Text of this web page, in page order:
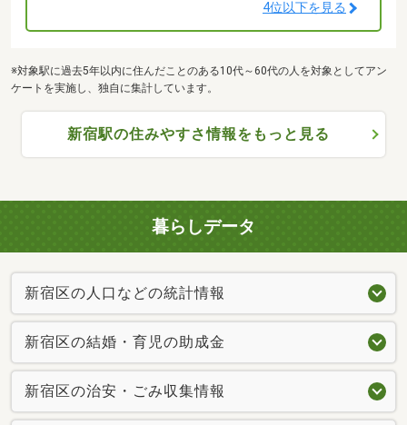
4位以下を見る
※対象駅に過去5年以内に住んだことのある10代～60代の人を対象としてアン
ケートを実施し、独自に集計しています。
新宿駅の住みやすさ情報をもっと見る
暮らしデータ
新宿区の人口などの統計情報
新宿区の結婚・育児の助成金
新宿区の治安・ごみ収集情報